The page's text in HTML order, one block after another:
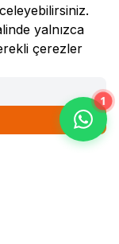
1
yalnızca
çerezler